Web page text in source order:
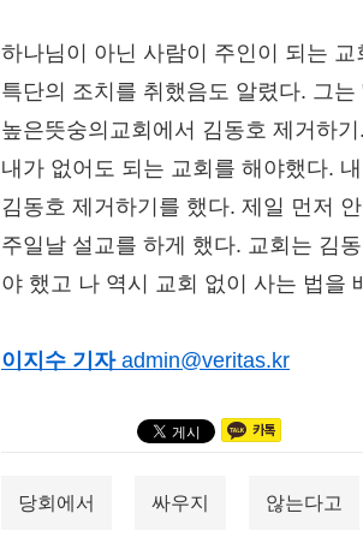
하나님이 아닌 사람이 주인이 되는
특단의 조치를 취했음도 알렸다. 그
높은뜻숭의교회에서 김동호 제거하
내가 없어도 되는 교회를 해야했다.
김동호 제거하기를 했다. 제일 먼저
주일날 설교를 하게 했다. 교회는 김
야 했고 나 역시 교회 없이 사는 법을
이지수 기자 admin@veritas.kr
당회에서 싸우지 않는다고